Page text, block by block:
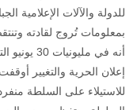
للدولة والآلات الإعلامية
بمعلومات تُروج لقادته
أنه في
إعلان الحرية والتغيير
للاستيلاء على السلطة